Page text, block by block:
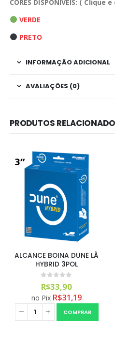
CORES DISPONÍVEIS: ( Clique
VERDE
PRETO
INFORMAÇÃO ADICIONAL
AVALIAÇÕES (0)
PRODUTOS
ALCANCE BOINA DUNE LÃ
HYBRID 3POL
R$33,90
no Pix R$31,19
COMPRAR